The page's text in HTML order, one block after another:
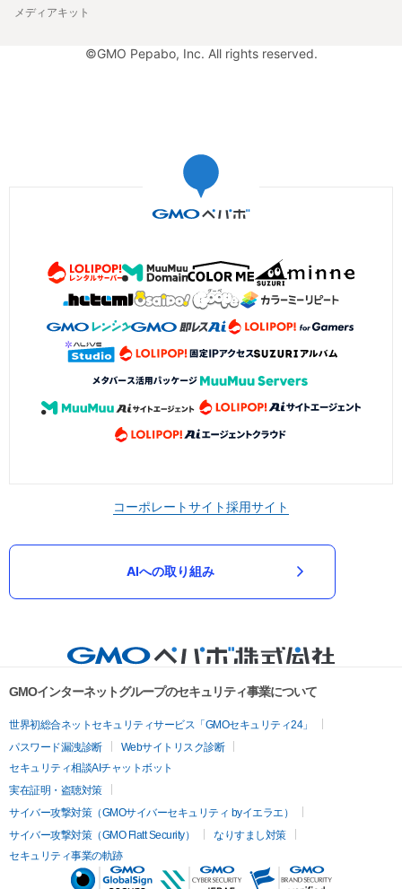
メディアキット
©GMO Pepabo, Inc. All rights reserved.
コーポレートサイト採用サイト
AIへの取り組み
GMOインターネットグループのセキュリティ事業について
世界初総合ネットセキュリティサービス「GMOセキュリティ24」
パスワード漏洩診断
Webサイトリスク診断
セキュリティ相談AIチャットボット
実在証明・盗聴対策
サイバー攻撃対策（GMOサイバーセキュリティ byイエラエ）
サイバー攻撃対策（GMO Flatt Security）
なりすまし対策
セキュリティ事業の軌跡